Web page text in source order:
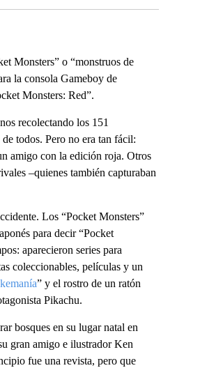
Monsters” o “monstruos de
la consola Gameboy de
Monsters: Red”.
recolectando los 151
todos. Pero no era tan fácil:
amigo con la edición roja. Otros
–quienes también capturaban
Los “Pocket Monsters”
para decir “Pocket
aparecieron series para
coleccionables, películas y un
” y el rostro de un ratón
Pikachu.
bosques en su lugar natal en
gran amigo e ilustrador Ken
fue una revista, pero que